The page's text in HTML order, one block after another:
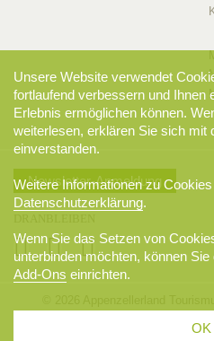
Newsletter-Anmeldung
Unsere Website verwendet
fortlaufend verbessern und Ihnen
Erlebnis ermöglichen können.
weiterlesen, erklären Sie sich mit
einverstanden.
Weitere Informationen zu
Datenschutzerklärung.
Wenn Sie das Setzen von
unterbinden möchten, können
Add-Ons einrichten.
OK